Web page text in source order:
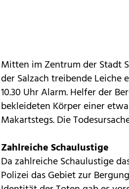
Mitten im Zentrum der Stadt
der Salzach treibende Leiche
10.30 Uhr Alarm. Helfer der
bekleideten Körper einer
Makartstegs. Die
Zahlreiche Schaulustige
Da zahlreiche Schaulustige
Polizei das Gebiet zur